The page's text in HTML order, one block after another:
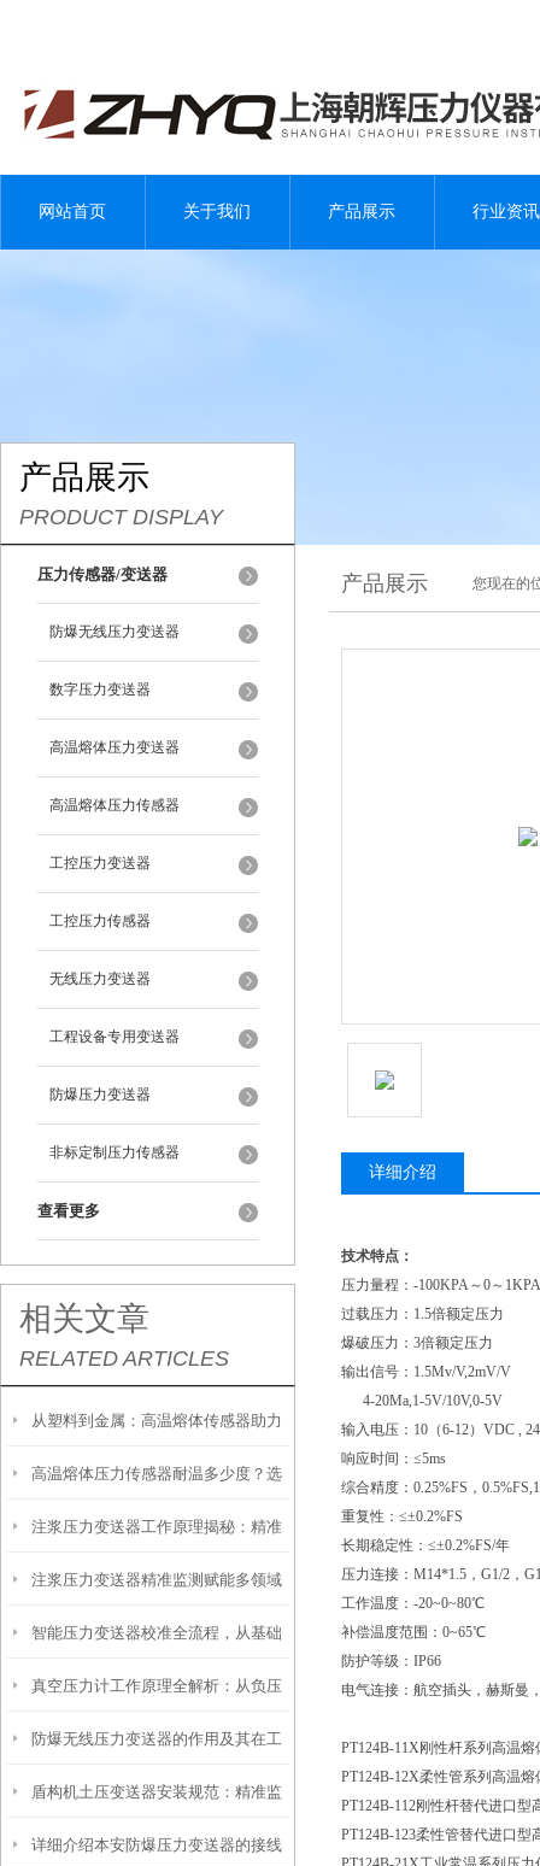
网站首页 关于我们 产品展示 行业资讯
产品展示
PRODUCT DISPLAY
压力传感器/变送器
防爆无线压力变送器
数字压力变送器
高温熔体压力变送器
高温熔体压力传感器
工控压力变送器
工控压力传感器
无线压力变送器
工程设备专用变送器
防爆压力变送器
非标定制压力传感器
查看更多
相关文章
RELATED ARTICLES
从塑料到金属：高温熔体传感器助力
制造工艺效率提升
高温熔体压力传感器耐温多少度？选
型必须知道的参数
注浆压力变送器工作原理揭秘：精准
感知地下压力的核心技术
注浆压力变送器精准监测赋能多领域
工程安全的隐形卫士
智能压力变送器校准全流程，从基础
操作到精准调优
真空压力计工作原理全解析：从负压
测量到工业监控的精密之道
防爆无线压力变送器的作用及其在工
业安全中的重要性
盾构机土压变送器安装规范：精准监
测，安全施工的保障
详细介绍本安防爆压力变送器的接线
产品展示 您现在的
详细介绍
技术特点：
压力量程： -100KPA～0～1KPA
过载压力： 1.5倍额定压力
爆破压力： 3倍额定压力
输出信号： 1.5Mv/V,2mV/V
4-20Ma,1-5V/10V,0-5V
输入电压： 10（6-12）VDC ,
响应时间：≤5ms
综合精度： 0.25%FS，
重复性：≤±0.2%FS
长期稳定性：≤±0.2%FS/年
压力连接： M14*1.5，G1/2，
工作温度： -20~0~80℃
补偿温度范围： 0~65℃
防护等级： IP66
电气连接：航空插头，赫斯曼
PT124B-11X刚性杆系列高温
PT124B-12X柔性管系列高温
PT124B-112刚性杆替代进口型
PT124B-123柔性管替代进口型